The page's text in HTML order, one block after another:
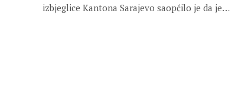
izbjeglice Kantona Sarajevo saopćilo je da je…